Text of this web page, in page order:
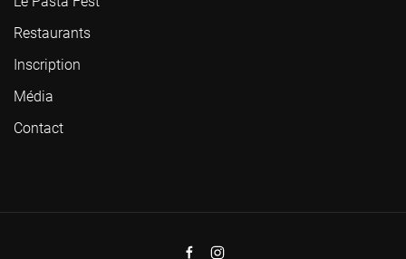
Restaurants
Inscription
Média
Contact